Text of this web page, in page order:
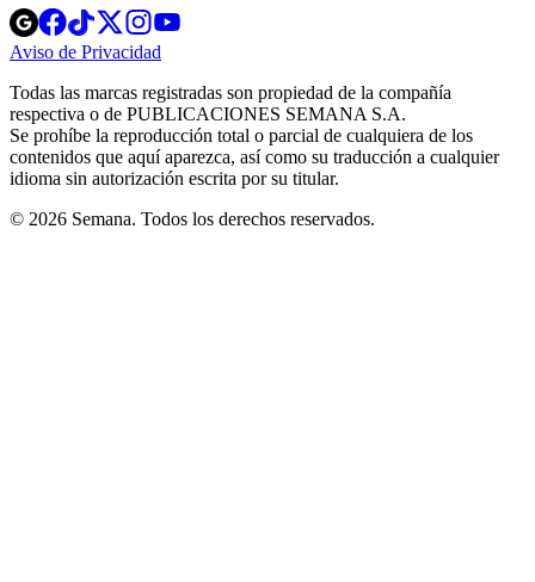
Opens
in
new
Opens
in
new
Opens
in
new
window
Opens
new
windowwindow
Aviso de Privacidad
new
window
Todas las marcas registradas son propiedad de la compañía
respectiva o de PUBLICACIONES SEMANA S.A.
Se prohíbe la reproducción total o parcial de cualquiera de los
contenidos que aquí aparezca, así como su traducción a cualquier
idioma sin autorización escrita por su titular.
© 2026 Semana. Todos los derechos reservados.